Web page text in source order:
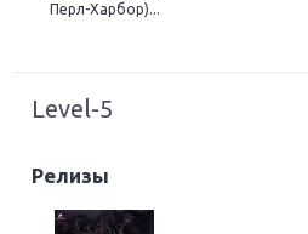
Перл-Харбор)...
Level-5
Релизы